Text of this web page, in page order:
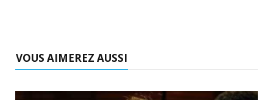
VOUS AIMEREZ AUSSI